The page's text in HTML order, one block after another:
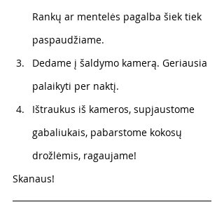
Rankų ar mentelės pagalba šiek tiek
paspaudžiame.
Dedame į šaldymo kamerą. Geriausia
palaikyti per naktį.
Ištraukus iš kameros, supjaustome
gabaliukais, pabarstome kokosų
drožlėmis, ragaujame!
Skanaus!